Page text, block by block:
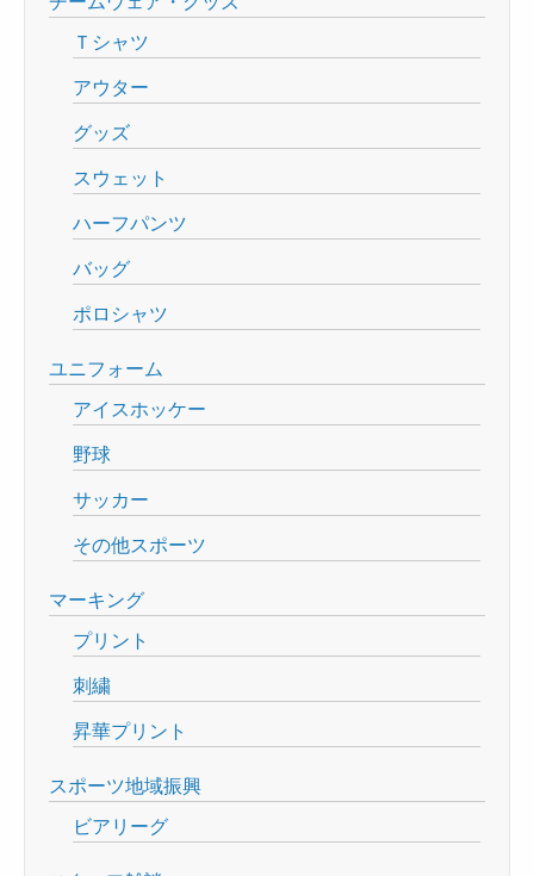
Ｔシャツ
アウター
グッズ
スウェット
ハーフパンツ
バッグ
ポロシャツ
ユニフォーム
アイスホッケー
野球
サッカー
その他スポーツ
マーキング
プリント
刺繍
昇華プリント
スポーツ地域振興
ビアリーグ